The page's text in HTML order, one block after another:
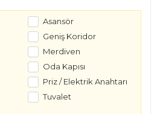
Asansör
Geniş Koridor
Merdiven
Oda Kapısı
Priz / Elektrik Anahtarı
Tuvalet